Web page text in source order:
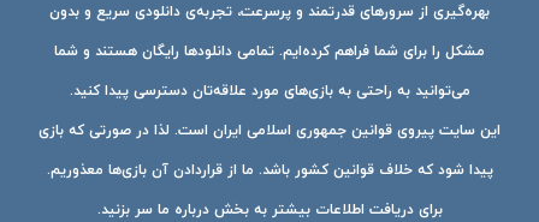
بهره‌گیری از سرورهای قدرتمند و پرسرعت، تجربه‌ی دانلودی سریع و بدون
مشکل را برای شما فراهم کرده‌ایم. تمامی دانلودها رایگان هستند و شما
می‌توانید به راحتی به بازی‌های مورد علاقه‌تان دسترسی پیدا کنید.
این سایت پیروی قوانین جمهوری اسلامی ایران است. لذا در صورتی که بازی
پیدا شود که خلاف قوانین کشور باشد. ما از قراردادن آن بازی‌ها معذوریم.
برای دریافت اطلاعات بیشتر به بخش درباره ما سر بزنید.